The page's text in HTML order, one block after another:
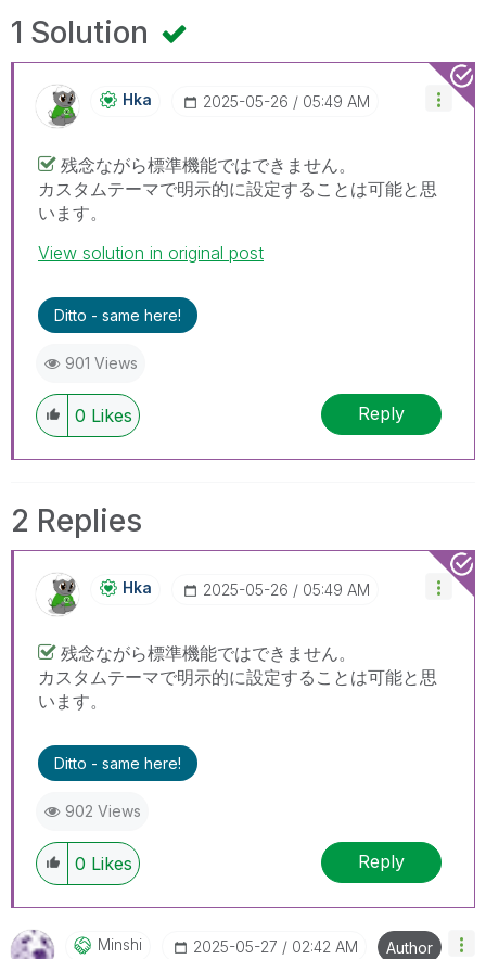
1 Solution
Hka ‎2025-05-26 05:49 AM
残念ながら標準機能ではできません。
カスタムテーマで明示的に設定することは可能と思
います。
View solution in original post
Ditto - same here!
901 Views
0 Likes Reply
2 Replies
Hka ‎2025-05-26 05:49 AM
残念ながら標準機能ではできません。
カスタムテーマで明示的に設定することは可能と思
います。
Ditto - same here!
902 Views
0 Likes Reply
Minshi ‎2025-05-27 02:42 AM Author